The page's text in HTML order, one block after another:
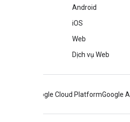
Android
iOS
Web
Dịch vụ Web
Google Cloud PlatformGoogle AI